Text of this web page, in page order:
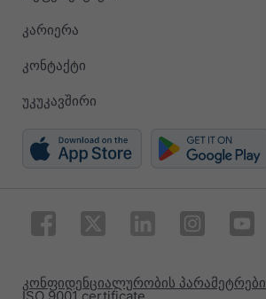
კარიერა
კონტაქტი
უკუკავშირი
ISO 9001 certificate
კონფიდენციალურობის პარამეტრები